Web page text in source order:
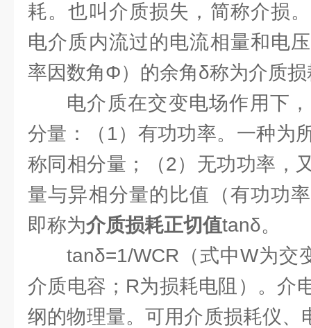
耗。也叫介质损失，简称介损
电介质内流过的电流相量和电
率因数角Φ）的余角δ称为介质损
电介质在交变电场作用下
分量：（1）有功功率。一种为
称同相分量；（2）无功功率，
量与异相分量的比值（有功功
即称为介质损耗正切值tanδ。
tanδ=1/WCR（式中W为交
介质电容；R为损耗电阻）。介
纲的物理量。可用介质损耗仪、